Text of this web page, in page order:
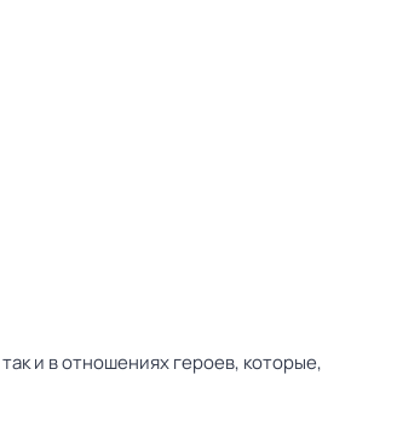
и в отношениях героев, которые,